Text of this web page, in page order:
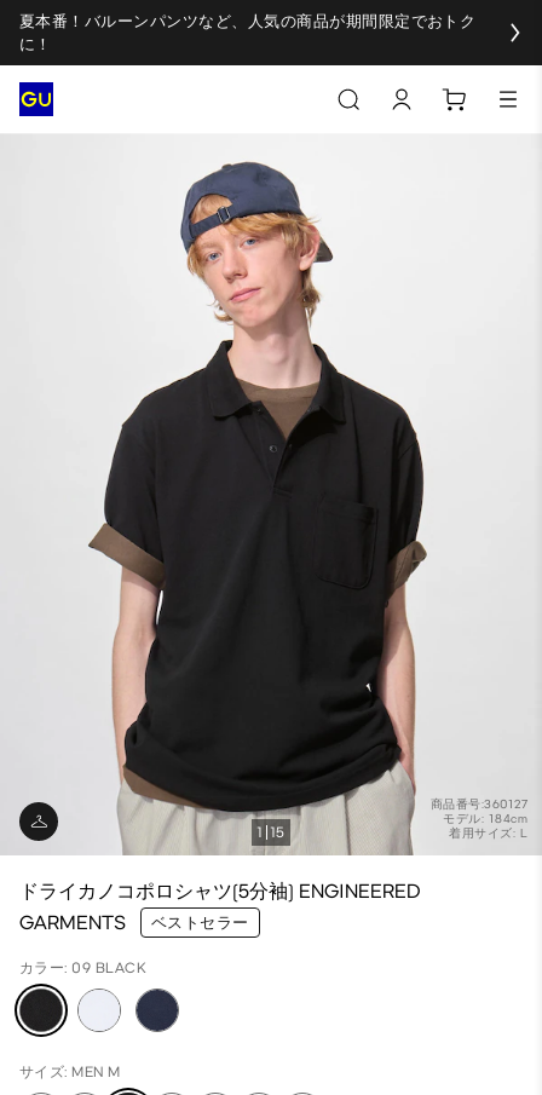
夏本番！バルーンパンツなど、人気の商品が期間限定でおトク
に！
商品番号:360127
モデル: 184cm
着用サイズ: L
1 15
ドライカノコポロシャツ(5分袖) ENGINEERED
GARMENTS
ベストセラー
カラー: 09 BLACK
サイズ: MEN M